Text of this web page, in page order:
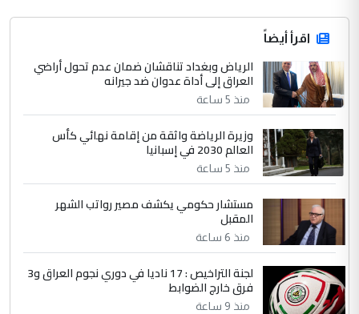
اقرأ أيضاً
الرياض وبغداد تناقشان ضمان عدم تحول أراضي
العراق إلى أداة عدوان ضد جيرانه
منذ 5 ساعة
وزيرة الرياضة واثقة من إقامة نهائي كأس
العالم 2030 في إسبانيا
منذ 5 ساعة
مستشار حكومي يكشف مصير رواتب الشهر
المقبل
منذ 6 ساعة
لجنة التراخيص : 17 ناديا في دوري نجوم العراق و3
فرق خارج الضوابط
منذ 9 ساعة